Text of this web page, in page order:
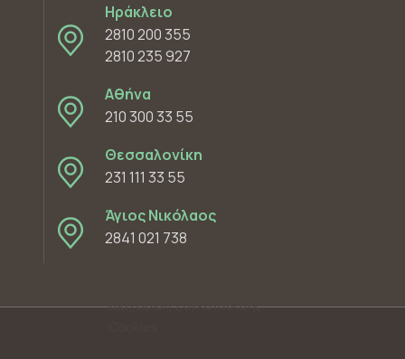
Διαχείριση Συγκατάθεσης
Ηράκλειο
2810 200 355
2810 235 927
Αθήνα
210 300 33 55
Θεσσαλονίκη
231 111 33 55
Άγιος Νικόλαος
2841 021 738